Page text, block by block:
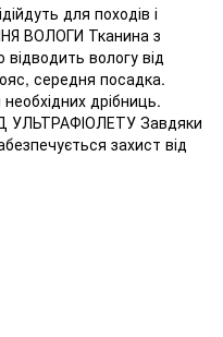
для походів і
ВОЛОГИ Тканина з
вологу від
середня посадка.
дрібниць.
УЛЬТРАФІОЛЕТУ Завдяки
захист від